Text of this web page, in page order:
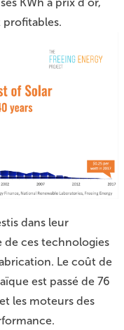
profitables.
dans leur
de ces technologies
Le coût de
est passé de 76
les moteurs des